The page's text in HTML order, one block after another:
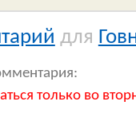
для
только во